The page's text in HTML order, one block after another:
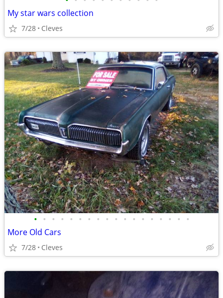
My star wars collection
7/28 Cleves
• • • • • • • • • • • • • • • • • •
More Old Cars
7/28 Cleves